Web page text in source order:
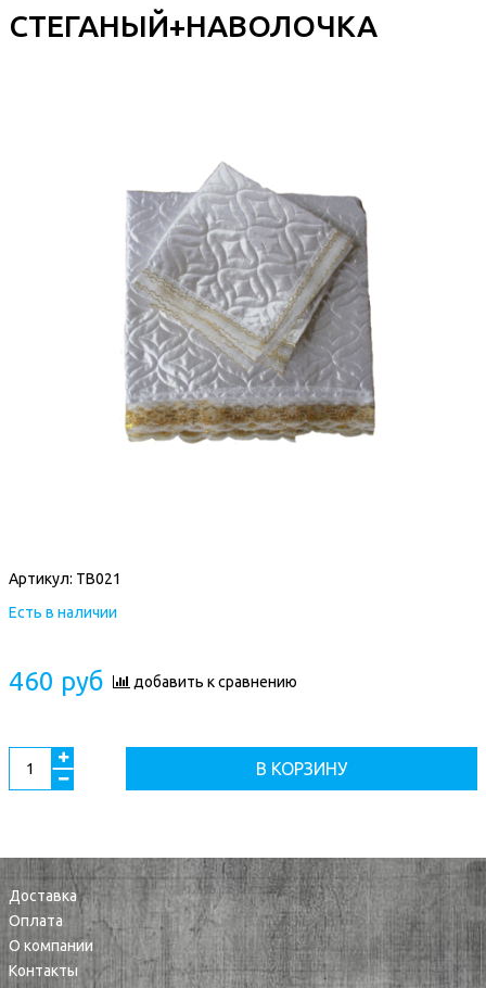
СТЕГАНЫЙ+НАВОЛОЧКА
Артикул: ТВ021
Есть в наличии
460 руб добавить к сравнению
В КОРЗИНУ
Доставка
Оплата
О компании
Контакты